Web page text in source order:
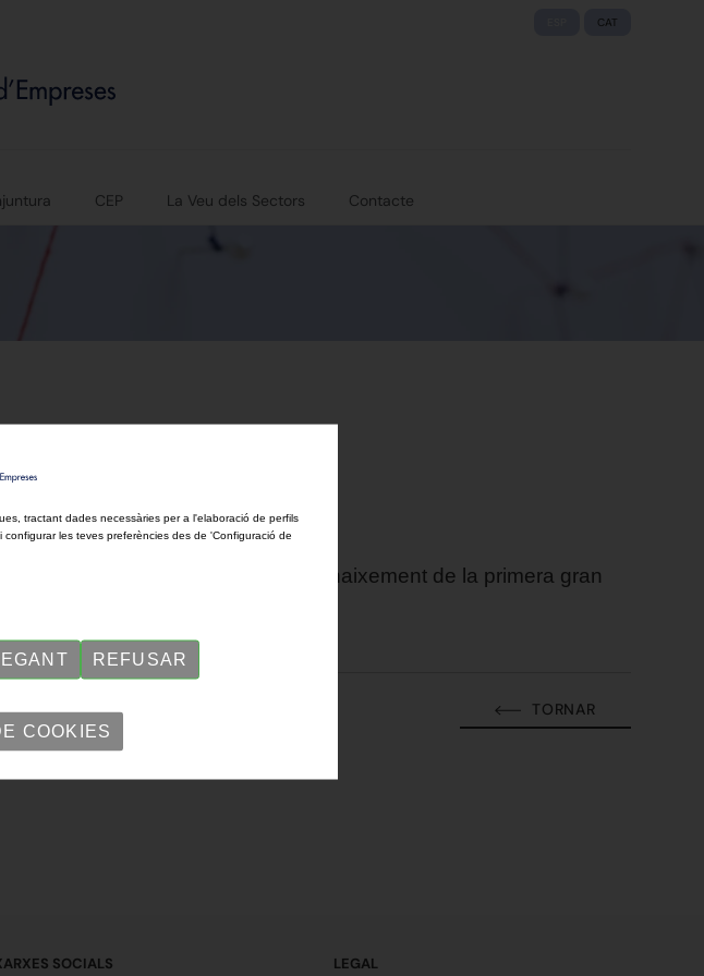
CAT
CEP La Veu dels Sectors Contacte
Units, fet que va suposar el naixement de la primera gran
TORNAR
SOCIALS LEGAL
tractant dades necessàries per a l'elaboració de perfils
les teves preferències des de 'Configuració de
REFUSAR
COOKIES